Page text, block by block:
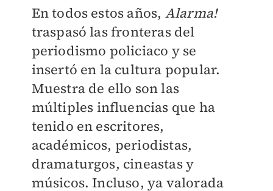
En todos estos años, Alarma!
traspasó las fronteras del
periodismo policiaco y se
insertó en la cultura popular.
Muestra de ello son las
múltiples influencias que ha
tenido en escritores,
académicos, periodistas,
dramaturgos, cineastas y
músicos. Incluso, ya valorada